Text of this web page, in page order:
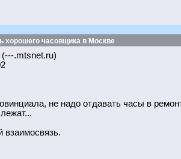
хорошего часовщика в Москве
(---.mtsnet.ru)
не надо отдавать часы в
взаимосвязь.